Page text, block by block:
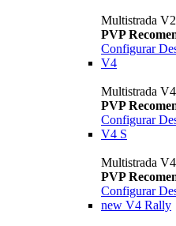
Multistrada
PVP
Configurar
V4
Multistrada V4
PVP
Configurar
V4 S
Multistrada
PVP
Configurar
new V4 Rally